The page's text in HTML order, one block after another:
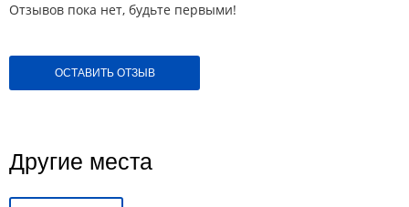
Отзывов пока нет, будьте первыми!
ОСТАВИТЬ ОТЗЫВ
Другие места